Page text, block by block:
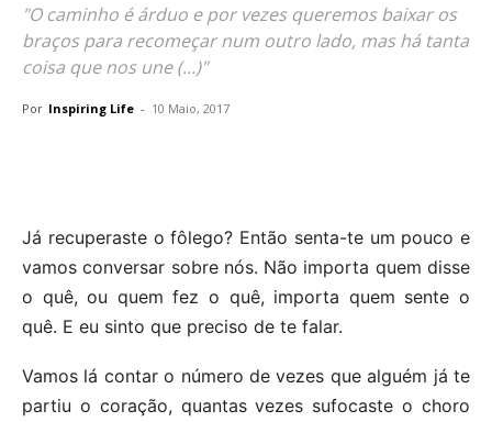
"O caminho é árduo e por vezes queremos baixar os
braços para recomeçar num outro lado, mas há tanta
coisa que nos une (...)"
Por Inspiring Life - 10 Maio, 2017
Já recuperaste o fôlego? Então senta-te um pouco e
vamos conversar sobre nós. Não importa quem disse
o quê, ou quem fez o quê, importa quem sente o
quê. E eu sinto que preciso de te falar.
Vamos lá contar o número de vezes que alguém já te
partiu o coração, quantas vezes sufocaste o choro